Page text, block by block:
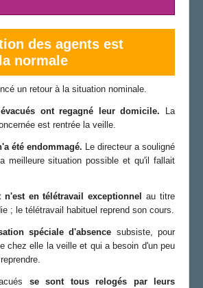
des agents est
normale
un retour à la situation nominale.
ont regagné leur domicile. La
est rentrée la veille.
été endommagé. Le directeur a souligné
meilleure situation possible et qu'il fallait
n'est en télétravail exceptionnel
au titre
; le télétravail habituel reprend son cours.
spéciale d'absence subsiste, pour
chez elle la veille et qui a besoin d'un peu
se sont tous relogés par leurs